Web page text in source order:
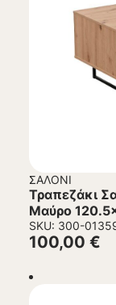
ΣΑΛΌΝΙ
Τραπεζάκι
Μαύρο
SKU: 300-
100,00 €